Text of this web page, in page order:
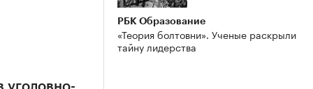
РБК Образование
«Теория болтовни». Ученые раскрыли
тайну лидерства